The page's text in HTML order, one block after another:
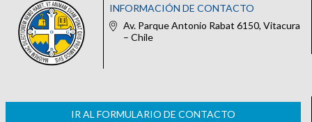
INFORMACIÓN DE CONTACTO
Av. Parque Antonio Rabat 6150, Vitacura
– Chile
IR AL FORMULARIO DE CONTACTO